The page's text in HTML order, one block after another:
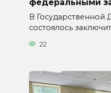
федеральными
В Государственной
состоялось
22